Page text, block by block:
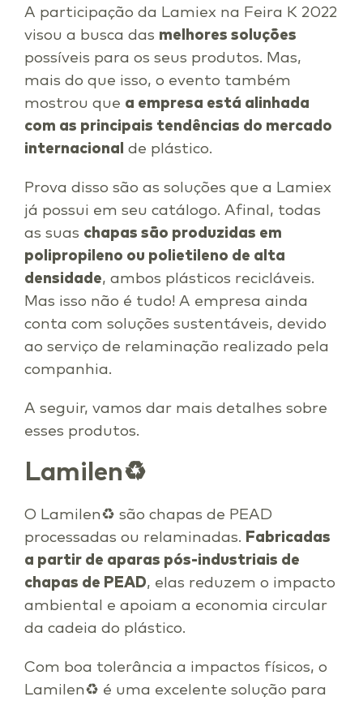
A participação da Lamiex na Feira K 2022
visou a busca das melhores soluções
possíveis para os seus produtos. Mas,
mais do que isso, o evento também
mostrou que a empresa está alinhada
com as principais tendências do mercado
internacional de plástico.
Prova disso são as soluções que a Lamiex
já possui em seu catálogo. Afinal, todas
as suas chapas são produzidas em
polipropileno ou polietileno de alta
densidade, ambos plásticos recicláveis.
Mas isso não é tudo! A empresa ainda
conta com soluções sustentáveis, devido
ao serviço de relaminação realizado pela
companhia.
A seguir, vamos dar mais detalhes sobre
esses produtos.
Lamilen♻
O Lamilen♻ são chapas de PEAD
processadas ou relaminadas. Fabricadas
a partir de aparas pós-industriais de
chapas de PEAD, elas reduzem o impacto
ambiental e apoiam a economia circular
da cadeia do plástico.
Com boa tolerância a impactos físicos, o
Lamilen♻ é uma excelente solução para